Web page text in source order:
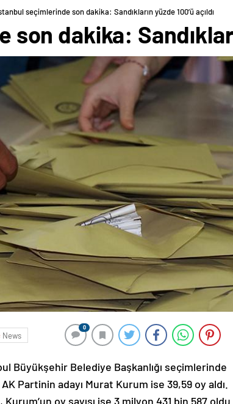
seçimlerinde son dakika: Sandıkların yüzde 100’ü açıldı
dakika:
News
0
Büyükşehir Belediye Başkanlığı seçimlerinde
Partinin adayı Murat Kurum ise 39,59 oy aldı.
oy sayısı ise 3 milyon 431 bin 587 oldu.